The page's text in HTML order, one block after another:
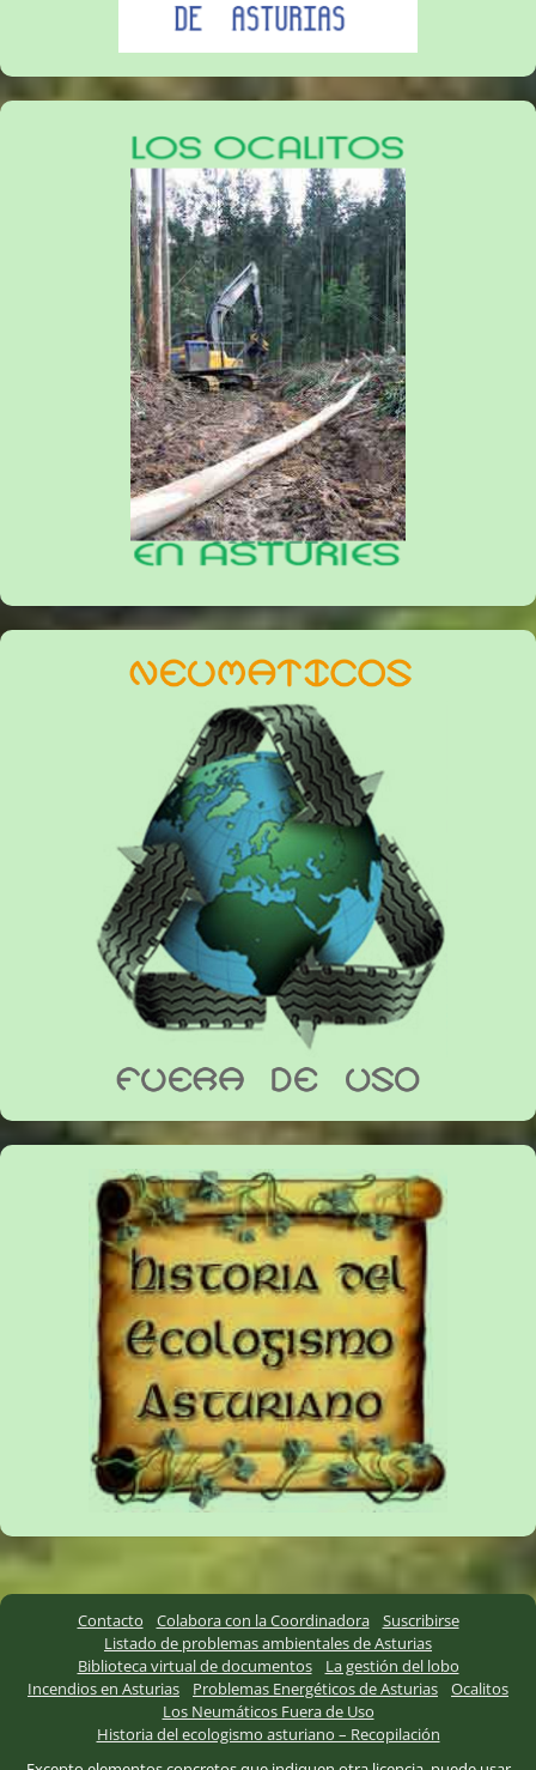
Contacto Colabora con la Coordinadora
Suscribirse
Listado de problemas ambientales de Asturias
Biblioteca virtual de documentos
La gestión del lobo
Incendios en Asturias
Problemas Energéticos de Asturias
Ocalitos
Los Neumáticos Fuera de Uso
Historia del ecologismo asturiano – Recopilación